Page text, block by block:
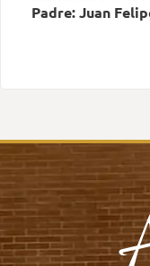
Padre: Juan